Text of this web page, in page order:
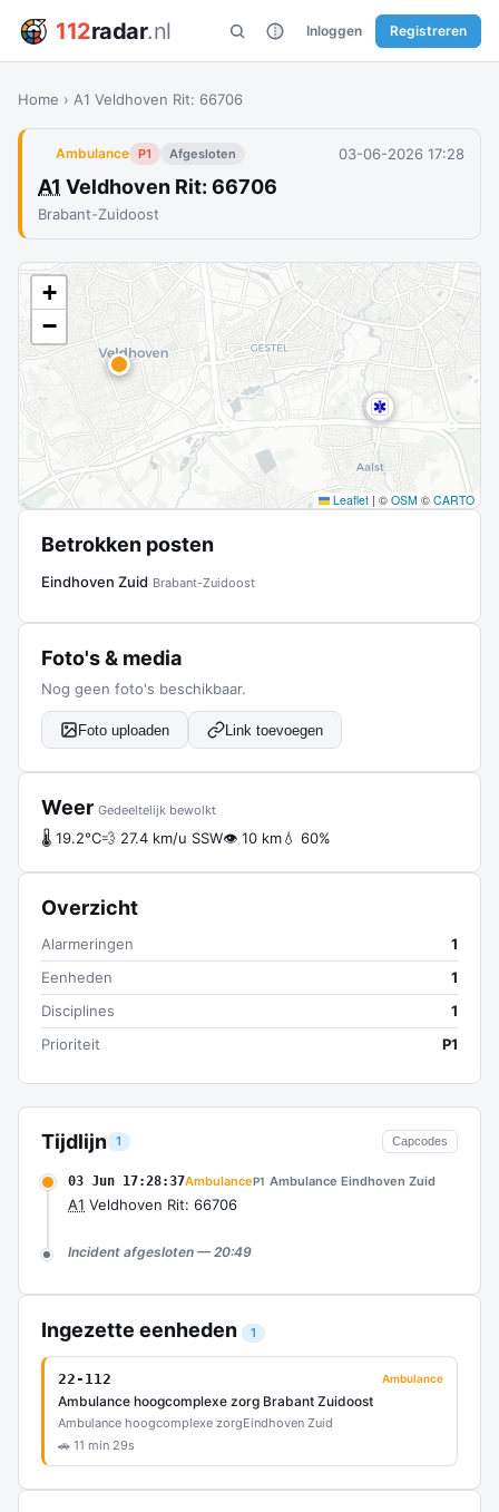
112radar.nl Inloggen Registreren
Home › A1 Veldhoven Rit: 66706
Ambulance P1 Afgesloten 03-06-2026 17:28
A1 Veldhoven Rit: 66706
Brabant-Zuidoost
Tijdlijn 1 Capcodes
03 Jun 17:28:37AmbulanceP1 Ambulance Eindhoven Zuid
A1 Veldhoven Rit: 66706
Incident afgesloten — 20:49
Ingezette eenheden 1
22-112 Ambulance
Ambulance hoogcomplexe zorg Brabant Zuidoost
Ambulance hoogcomplexe zorgEindhoven Zuid
🚗 11 min 29s
+
−
Leaflet | © OSM © CARTO
Betrokken posten
Eindhoven Zuid Brabant-Zuidoost
Foto's & media
Nog geen foto's beschikbaar.
Foto uploaden Link toevoegen
Weer Gedeeltelijk bewolkt
🌡 19.2°C💨 27.4 km/u SSW👁 10 km💧 60%
Overzicht
Alarmeringen
1
Eenheden
1
Disciplines
1
Prioriteit
P1